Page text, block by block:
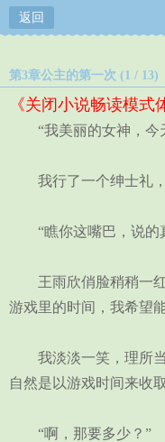
返回
第3章公主的第一次 (1 / 13)
《关闭小说畅读模式
“我美丽的女神，今
我行了一个绅士礼，
“瞧你这嘴巴，说的
王雨欣俏脸稍稍一红
游戏里的时间，我希望
我淡淡一笑，理所当
自然是以游戏时间来收
“啊，那要多少？”